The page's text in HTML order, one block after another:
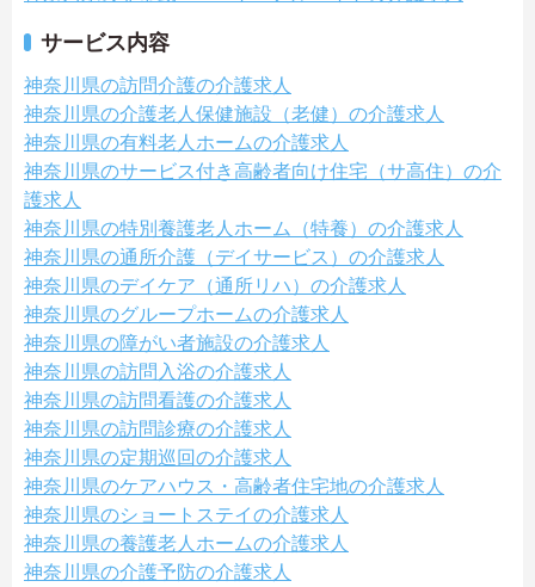
サービス内容
神奈川県の訪問介護の介護求人
神奈川県の介護老人保健施設（老健）の介護求人
神奈川県の有料老人ホームの介護求人
神奈川県のサービス付き高齢者向け住宅（サ高住）の介
護求人
神奈川県の特別養護老人ホーム（特養）の介護求人
神奈川県の通所介護（デイサービス）の介護求人
神奈川県のデイケア（通所リハ）の介護求人
神奈川県のグループホームの介護求人
神奈川県の障がい者施設の介護求人
神奈川県の訪問入浴の介護求人
神奈川県の訪問看護の介護求人
神奈川県の訪問診療の介護求人
神奈川県の定期巡回の介護求人
神奈川県のケアハウス・高齢者住宅地の介護求人
神奈川県のショートステイの介護求人
神奈川県の養護老人ホームの介護求人
神奈川県の介護予防の介護求人